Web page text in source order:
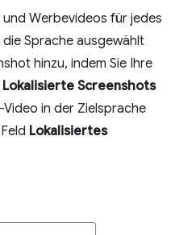
Werbevideos für jedes
Sprache ausgewählt
hinzu, indem Sie Ihre
Lokalisierte Screenshots
Video in der Zielsprache
Lokalisiertes